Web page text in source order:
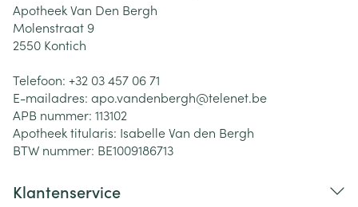
Apotheek Van Den Bergh
Molenstraat 9
2550 Kontich
Telefoon: +32 03 457 06 71
E-mailadres: apo.vandenbergh@telenet.be
APB nummer: 113102
Apotheek titularis: Isabelle Van den Bergh
BTW nummer: BE1009186713
Klantenservice